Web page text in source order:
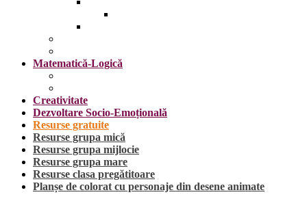
Matematică-Logică
Creativitate
Dezvoltare Socio-Emoțională
Resurse gratuite
Resurse grupa mică
Resurse grupa mijlocie
Resurse grupa mare
Resurse clasa pregătitoare
Planșe de colorat cu personaje din desene animate